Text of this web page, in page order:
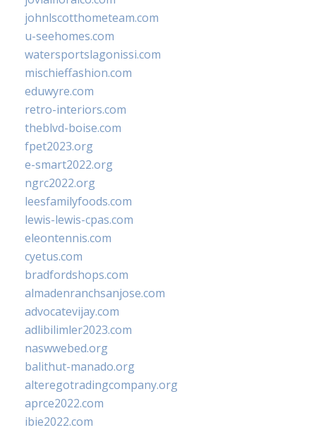
johnlscotthometeam.com
u-seehomes.com
watersportslagonissi.com
mischieffashion.com
eduwyre.com
retro-interiors.com
theblvd-boise.com
fpet2023.org
e-smart2022.org
ngrc2022.org
leesfamilyfoods.com
lewis-lewis-cpas.com
eleontennis.com
cyetus.com
bradfordshops.com
almadenranchsanjose.com
advocatevijay.com
adlibilimler2023.com
naswwebed.org
balithut-manado.org
alteregotradingcompany.org
aprce2022.com
ibie2022.com